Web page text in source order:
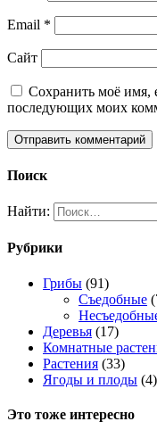
Email *
Сайт
Сохранить моё имя,
последующих моих
Поиск
Найти:
Рубрики
Грибы (91)
Съедобные
Деревья (17)
Комнатные
Растения (33)
Ягоды и плоды (4)
Это тоже интересно